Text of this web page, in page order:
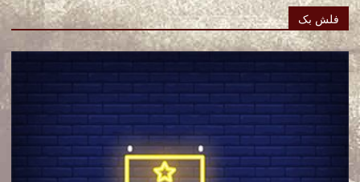
فلش بک